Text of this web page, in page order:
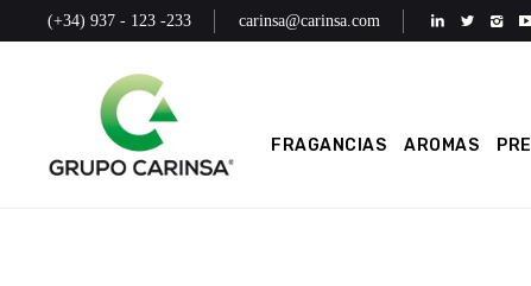
(+34) 937 - 123 -233 carinsa@carinsa.com
FRAGANCIAS AROMAS